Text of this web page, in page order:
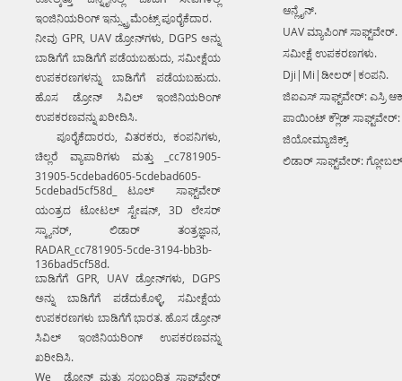
ಇಂಜಿನಿಯರಿಂಗ್ ಇನ್ಸ್ಟ್ರುಮೆಂಟ್ಸ್ ಪೂರೈಕೆದಾರ.
ನೀವು GPR, UAV ಡ್ರೋನ್‌ಗಳು, DGPS ಅನ್ನು
ಬಾಡಿಗೆಗೆ ಬಾಡಿಗೆಗೆ ಪಡೆಯಬಹುದು, ಸಮೀಕ್ಷೆಯ
ಉಪಕರಣಗಳನ್ನು ಬಾಡಿಗೆಗೆ ಪಡೆಯಬಹುದು.
ಹೊಸ ಡ್ರೋನ್ ಸಿವಿಲ್ ಇಂಜಿನಿಯರಿಂಗ್
ಉಪಕರಣವನ್ನು ಖರೀದಿಸಿ.
ಪೂರೈಕೆದಾರರು, ವಿತರಕರು, ಕಂಪನಿಗಳು,
ಚಿಲ್ಲರೆ ವ್ಯಾಪಾರಿಗಳು ಮತ್ತು _cc781905-
31905-5cdebad605-5cdebad605-
5cdebad5cf58d_ ಟೂಲ್ ಸಾಫ್ಟ್‌ವೇರ್
ಯಂತ್ರದ ಟೋಟಲ್ ಸ್ಟೇಷನ್, 3D ಲೇಸರ್
ಸ್ಕ್ಯಾನರ್, ಲಿಡಾರ್ ತಂತ್ರಜ್ಞಾನ,
RADAR_cc781905-5cde-3194-bb3b-
136bad5cf58d.
ಬಾಡಿಗೆಗೆ GPR, UAV ಡ್ರೋನ್‌ಗಳು, DGPS
ಅನ್ನು ಬಾಡಿಗೆಗೆ ಪಡೆದುಕೊಳ್ಳಿ, ಸಮೀಕ್ಷೆಯ
ಉಪಕರಣಗಳು ಬಾಡಿಗೆಗೆ ಭಾರತ. ಹೊಸ ಡ್ರೋನ್
ಸಿವಿಲ್ ಇಂಜಿನಿಯರಿಂಗ್ ಉಪಕರಣವನ್ನು
ಖರೀದಿಸಿ.
We ಡ್ರೋನ್ ಮತ್ತು ಸಂಬಂಧಿತ ಸಾಫ್ಟ್‌ವೇರ್
ಆನ್ಲೈನ್.
UAV ಮ್ಯಾಪಿಂಗ್ ಸಾಫ್ಟ್‌ವೇರ್.
ಸಮೀಕ್ಷೆ ಉಪಕರಣಗಳು.
Dji|Mi|ಡೀಲರ್|ಕಂಪನಿ.
ಜಿಐಎಸ್ ಸಾಫ್ಟ್‌ವೇರ್: ಎಸ್ರಿ
ಪಾಯಿಂಟ್ ಕ್ಲೌಡ್ ಸಾಫ್ಟ್‌ವೇರ್:
ಜಿಯೋಮ್ಯಾಜಿಕ್ಸ್.
ಲಿಡಾರ್ ಸಾಫ್ಟ್‌ವೇರ್: